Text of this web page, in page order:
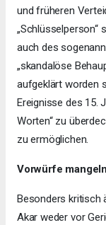
und früheren
auch des
„skandalöse
aufgeklärt worden
Ereignisse des 15.
Worten“ zu
zu ermöglichen.
Vorwürfe
Besonders kritisch
Akar weder vor